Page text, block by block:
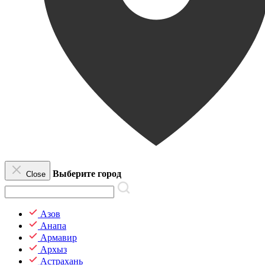
Close Выберите город
Азов
Анапа
Армавир
Архыз
Астрахань